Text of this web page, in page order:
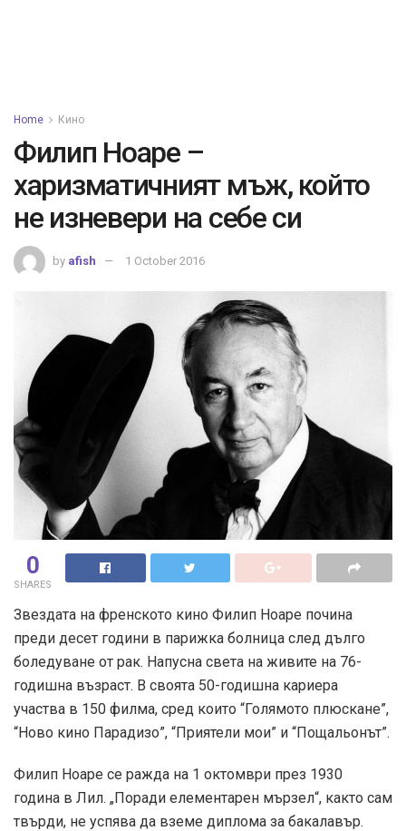
Home Кино
Филип Ноаре –
харизматичният мъж, който
не изневери на себе си
by afish 1 October 2016
0
SHARES
Звездата на френското кино Филип Ноаре почина
преди десет години в парижка болница след дълго
боледуване от рак. Напусна света на живите на 76-
годишна възраст. В своята 50-годишна кариера
участва в 150 филма, сред които “Голямото плюскане”,
“Ново кино Парадизо”, “Приятели мои” и “Пощальонът”.
Филип Ноаре се ражда на 1 октомври през 1930
година в Лил. „Поради елементарен мързел“, както сам
твърди, не успява да вземе диплома за бакалавър.